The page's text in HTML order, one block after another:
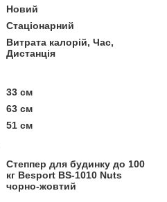
Новий
Стаціонарний
Витрата калорій, Час,
Дистанція
33 см
63 см
51 см
Степпер для будинку до 100
кг Besport BS-1010 Nuts
чорно-жовтий